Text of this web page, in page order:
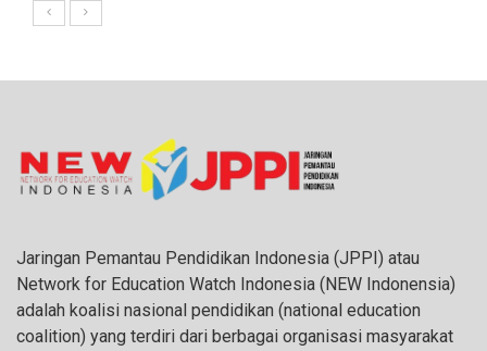
Jaringan Pemantau Pendidikan Indonesia (JPPI) atau
Network for Education Watch Indonesia (NEW Indonensia)
adalah koalisi nasional pendidikan (national education
coalition) yang terdiri dari berbagai organisasi masyarakat